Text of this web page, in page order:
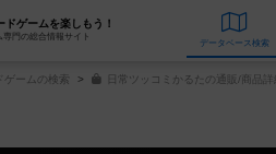
ドゲームを楽しもう！
専門の総合情報サイト
データ
ゲームの検索 日常ツッコミかるたの通販/商品詳